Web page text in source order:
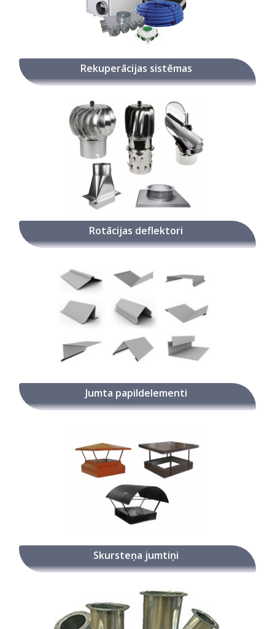
Rekuperācijas sistēmas
Rotācijas deflektori
Jumta papildelementi
Skursteņa jumtiņi